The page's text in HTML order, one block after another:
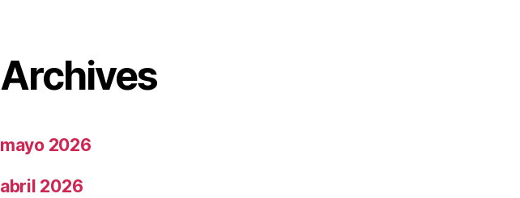
Archives
mayo 2026
abril 2026